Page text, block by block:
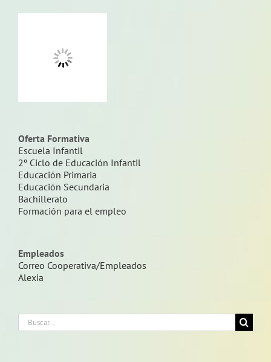
Oferta Formativa
Escuela Infantil
2º Ciclo de Educación Infantil
Educación Primaria
Educación Secundaria
Bachillerato
Formación para el empleo
Empleados
Correo Cooperativa/Empleados
Alexia
Buscar: